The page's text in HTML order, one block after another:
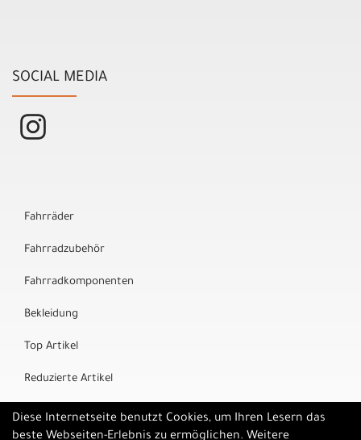
SOCIAL MEDIA
Fahrräder
Fahrradzubehör
Fahrradkomponenten
Bekleidung
Top Artikel
Reduzierte Artikel
Marken
Diese Internetseite benutzt Cookies, um Ihren Lesern das
beste Webseiten-Erlebnis zu ermöglichen. Weitere